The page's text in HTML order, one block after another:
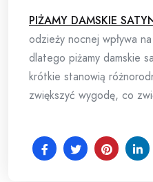
PIŻAMY DAMSKIE
odzieży nocnej wpływa
dlatego piżamy damskie
krótkie stanowią
zwiększyć wygodę, co